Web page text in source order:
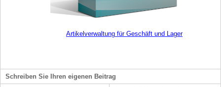
Artikelverwaltung für Geschäft und Lager
Schreiben Sie Ihren eigenen Beitrag